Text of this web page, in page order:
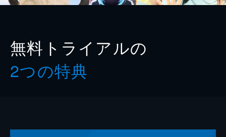
無料トライアルの
2つの特典